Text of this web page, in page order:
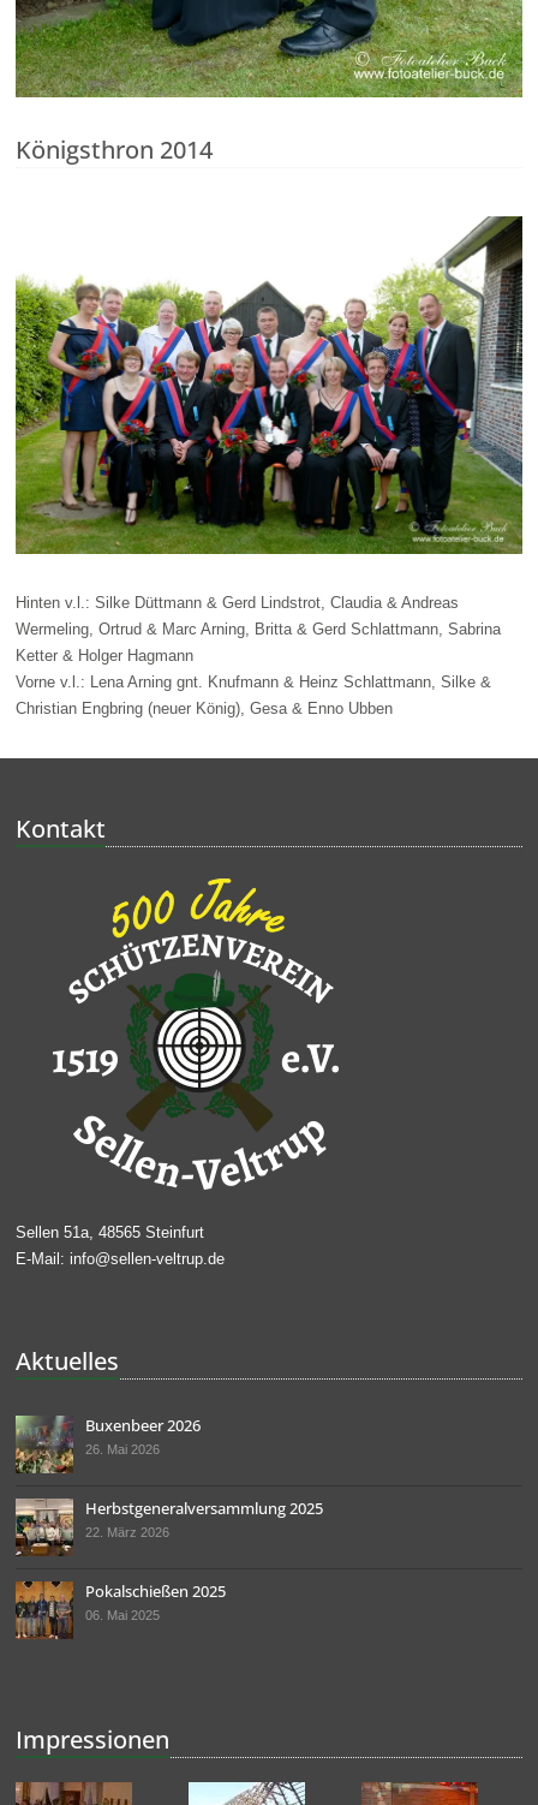
Königsthron 2014
Hinten v.l.: Silke Düttmann & Gerd Lindstrot, Claudia & Andreas
Wermeling, Ortrud & Marc Arning, Britta & Gerd Schlattmann, Sabrina
Ketter & Holger Hagmann
Vorne v.l.: Lena Arning gnt. Knufmann & Heinz Schlattmann, Silke &
Christian Engbring (neuer König), Gesa & Enno Ubben
Kontakt
Sellen 51a,48565 Steinfurt
E-Mail: info@sellen-veltrup.de
Aktuelles
Buxenbeer 2026
26. Mai 2026
Herbstgeneralversammlung 2025
22. März 2026
Pokalschießen 2025
06. Mai 2025
Impressionen